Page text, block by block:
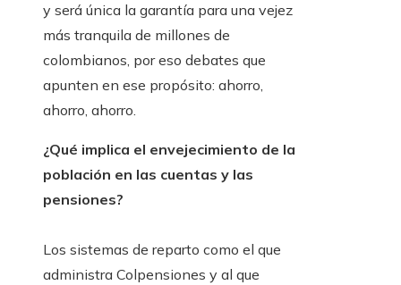
y será única la garantía para una vejez
más tranquila de millones de
colombianos, por eso debates que
apunten en ese propósito: ahorro,
ahorro, ahorro.
¿Qué implica el envejecimiento de la
población en las cuentas y las
pensiones?
Los sistemas de reparto como el que
administra Colpensiones y al que